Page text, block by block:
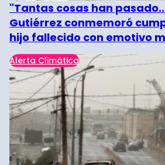
"Tantas cosas han
Gutiérrez conmemoró
hijo fallecido con emotivo
Alerta Climática